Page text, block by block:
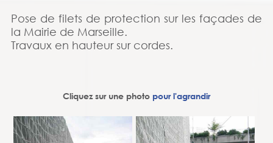
Pose de filets de protection sur les façades de
la Mairie de Marseille.
Travaux en hauteur sur cordes.
Cliquez sur une photo pour l'agrandir